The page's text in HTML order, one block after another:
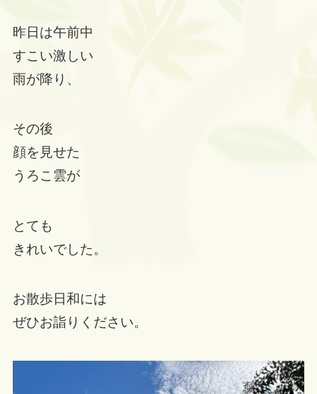
昨日は午前中
すこい激しい
雨が降り、
その後
顔を見せた
うろこ雲が
とても
きれいでした。
お散歩日和には
ぜひお詣りください。